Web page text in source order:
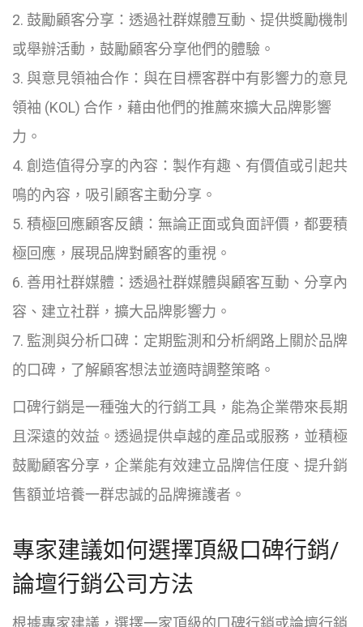
2. 鼓勵顧客分享：透過社群媒體互動、提供獎勵機制
或舉辦活動，鼓勵顧客分享他們的體驗。
3. 與意見領袖合作：與在目標客群中有影響力的意見
領袖 (KOL) 合作，藉由他們的推薦來擴大品牌影響
力。
4. 創造值得分享的內容：製作有趣、有價值或引起共
鳴的內容，吸引顧客主動分享。
5. 積極回應顧客反饋：無論正面或負面評價，都要積
極回應，展現品牌對顧客的重視。
6. 善用社群媒體：透過社群媒體與顧客互動、分享內
容、建立社群，擴大品牌影響力。
7. 監測與分析口碑：定期監測和分析網路上關於品牌
的口碑，了解顧客想法並適時調整策略。
口碑行銷是一種強大的行銷工具，能為企業帶來長期
且深遠的效益。透過提供卓越的產品或服務，並積極
鼓勵顧客分享，企業能有效建立品牌信任度、提升銷
售額並培養一群忠誠的品牌擁護者。
專家建議如何選擇頂級口碑行銷/
論壇行銷公司方法
根據專家建議，選擇一家頂級的口碑行銷或論壇行銷